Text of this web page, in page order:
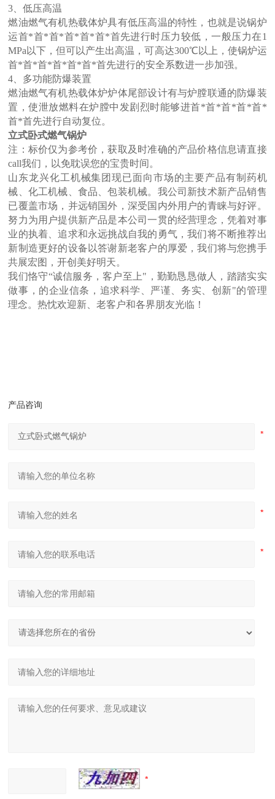
3、低压高温
燃油燃气有机热载体炉具有低压高温的特性，也就是说锅炉
运首*首*首*首*首*首*首先进行时压力较低，一般压力在1
MPa以下，但可以产生出高温，可高达300℃以上，使锅炉运
首*首*首*首*首*首*首先进行的安全系数进一步加强。
4、多功能防爆装置
燃油燃气有机热载体炉炉体尾部设计有与炉膛联通的防爆装
置，使泄放燃料在炉膛中发剧烈时能够进首*首*首*首*首*
首*首先进行自动复位。
立式卧式燃气锅炉
注：标价仅为参考价，获取及时准确的产品价格信息请直接
call我们，以免耽误您的宝贵时间。
山东龙兴化工机械集团现已面向市场的主要产品有制药机
械、化工机械、食品、包装机械。我公司新技术新产品销售
已覆盖市场，并远销国外，深受国内外用户的青睐与好评。
努力为用户提供新产品是本公司一贯的经营理念，凭着对事
业的执着、追求和永远挑战自我的勇气，我们将不断推荐出
新制造更好的设备以答谢新老客户的厚爱，我们将与您携手
共展宏图，开创美好明天。
我们恪守“诚信服务，客户至上"，勤勤恳恳做人，踏踏实实
做事，的企业信条，追求科学、严谨、务实、创新"的管理
理念。热忱欢迎新、老客户和各界朋友光临！
产品咨询